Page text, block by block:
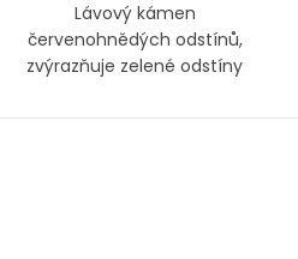
Lávový kámen
červenohnědých odstínů,
zvýrazňuje zelené odstíny